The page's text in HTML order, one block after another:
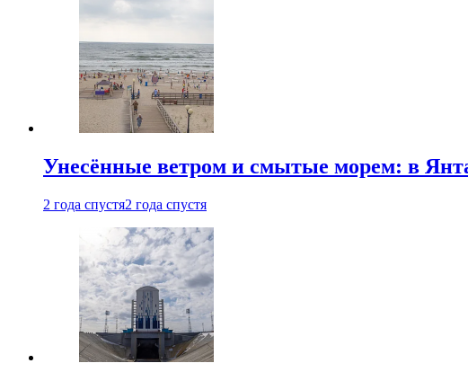
Унесённые ветром и смытые морем: в
2 года спустя2 года спустя